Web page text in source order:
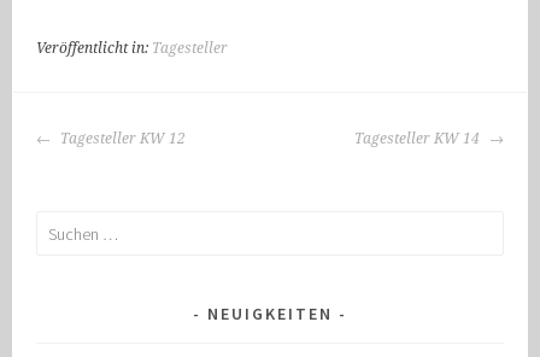
Veröffentlicht in: Tagesteller
BEITRAGS-
Tagesteller KW 12 Tagesteller KW 14
Suchen
NEUIGKEITEN